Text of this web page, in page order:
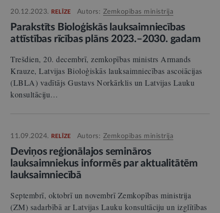
20.12.2023. RELĪZE Autors: Zemkopības ministrija
Parakstīts Bioloģiskās lauksaimniecības
attīstības rīcības plāns 2023.–2030. gadam
Trešdien, 20. decembrī, zemkopības ministrs Armands
Krauze, Latvijas Bioloģiskās lauksaimniecības ascoiācijas
(LBLA) vadītājs Gustavs Norkārklis un Latvijas Lauku
konsultāciju…
11.09.2024. RELĪZE Autors: Zemkopības ministrija
Deviņos reģionālajos semināros
lauksaimniekus informēs par aktualitātēm
lauksaimniecībā
Septembrī, oktobrī un novembrī Zemkopības ministrija
(ZM) sadarbībā ar Latvijas Lauku konsultāciju un izglītības